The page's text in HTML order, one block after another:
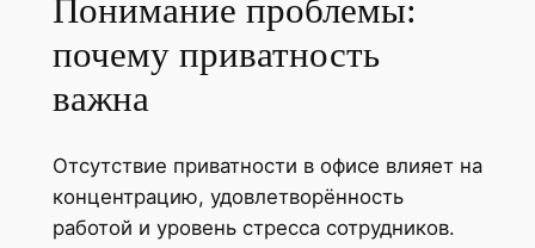
Понимание проблемы:
почему приватность
важна
Отсутствие приватности в офисе влияет на
концентрацию, удовлетворённость
работой и уровень стресса сотрудников.